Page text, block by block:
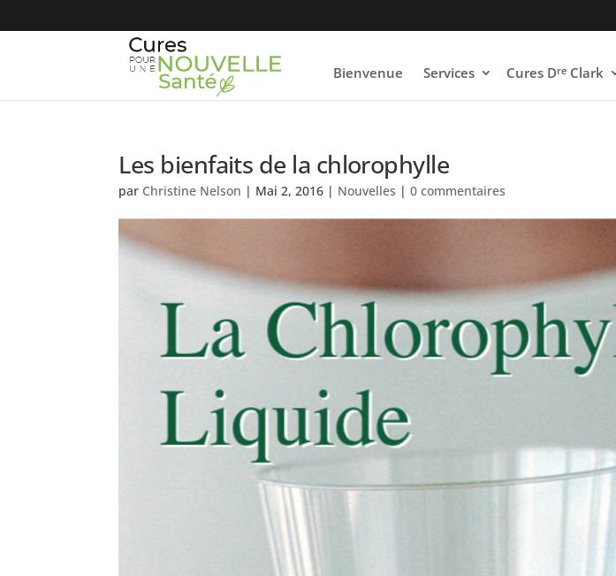
Bienvenue Services Cures DreClark
Les bienfaits de la chlorophylle
par Christine Nelson | Mai 2, 2016 | Nouvelles |0 commentaires